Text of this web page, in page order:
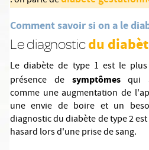
Comment savoir si on a le
Le diagnosticdu
Le diabète de type 1 est le
présence de symptômesqui
comme une augmentation de
une envie de boire et un
diagnostic du diabète de type 2
hasard lors d'une prise de sang.